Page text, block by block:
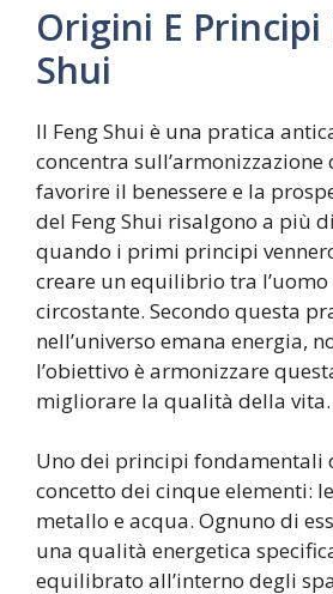
Origini E Principi
Shui
Il Feng Shui è una pratica
concentra
favorire il benessere e la
del Feng Shui risalgono a più
quando i primi principi
creare un equilibrio tra l’uomo
circostante. Secondo questa
nell’universo emana energia,
l’obiettivo è armonizzare
migliorare la qualità della vita.
Uno dei principi fondamentali
concetto dei cinque elementi:
metallo e acqua. Ognuno di
una qualità energetica
equilibrato all’interno degli